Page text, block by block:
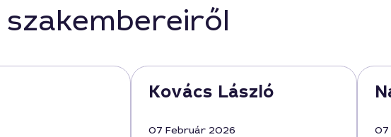
Kovács László
07 Február 2026 07